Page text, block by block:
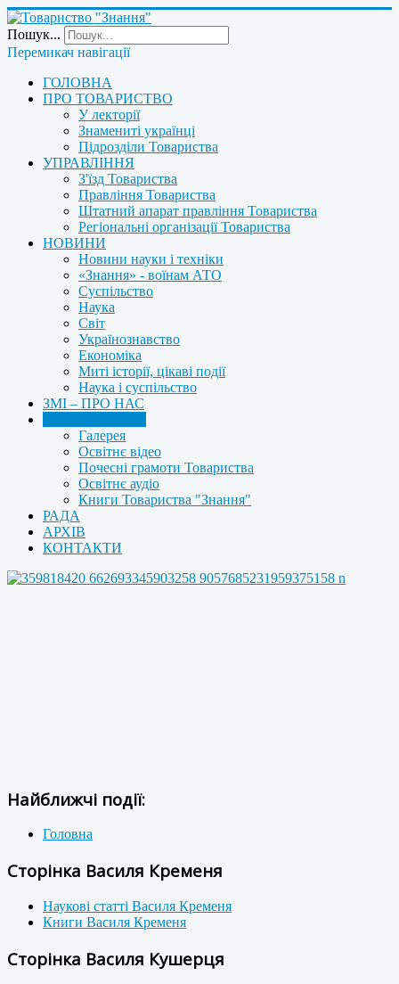
Пошук...
Перемикач навігації
ГОЛОВНА
ПРО ТОВАРИСТВО
У лекторії
Знамениті українці
Підрозділи Товариства
УПРАВЛІННЯ
З'їзд Товариства
Правління Товариства
Штатний апарат правління Товариства
Регіональні організації Товариства
НОВИНИ
Новини науки і техніки
«Знання» - воїнам АТО
Суспільство
Наука
Світ
Українознавство
Економіка
Миті історії, цікаві події
Наука і суспільство
ЗМІ – ПРО НАС
Галерея
Освітнє відео
Почесні грамоти Товариства
Освітнє аудіо
Книги Товариства "Знання"
РАДА
АРХІВ
КОНТАКТИ
Найближчі події:
Головна
Сторінка Василя Кременя
Наукові статті Василя Кременя
Книги Василя Кременя
Сторінка Василя Кушерця